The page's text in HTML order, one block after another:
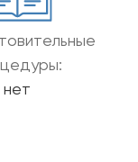
нет